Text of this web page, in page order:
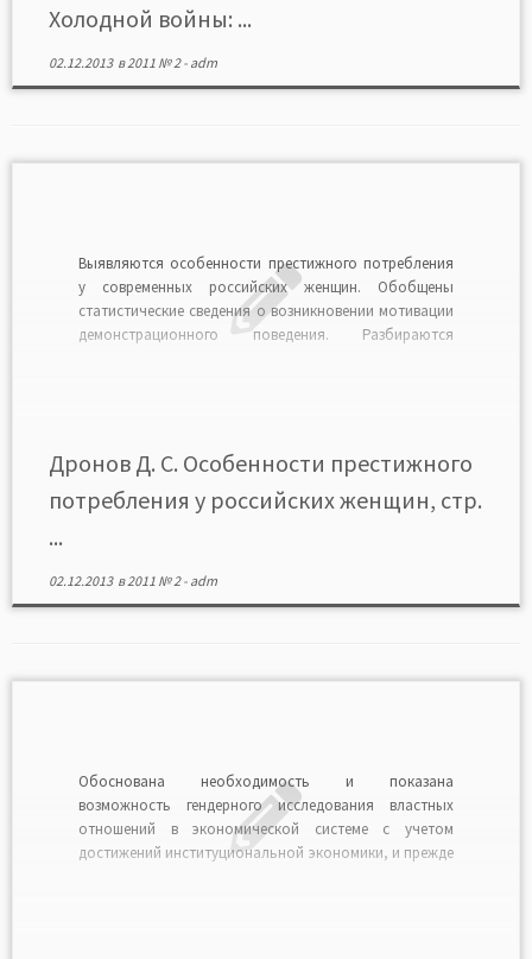
Холодной войны: ...
02.12.2013в2011 № 2- adm
Выявляются особенности престижного потребления
у современных российских женщин. Обобщены
статистические сведения о возникновении мотивации
демонстрационного поведения. Разбираются
Дронов Д. С. Особенности престижного
потребления у российских женщин, стр.
...
02.12.2013в2011 № 2- adm
Обоснована необходимость и показана
возможность гендерного исследования властных
отношений в экономической системе с учетом
достижений институциональной экономики, и прежде